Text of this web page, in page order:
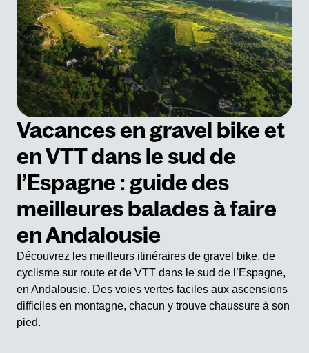
Vacances en gravel bike et
en VTT dans le sud de
l’Espagne : guide des
meilleures balades à faire
en Andalousie
Découvrez les meilleurs itinéraires de gravel bike, de
cyclisme sur route et de VTT dans le sud de l’Espagne,
en Andalousie. Des voies vertes faciles aux ascensions
difficiles en montagne, chacun y trouve chaussure à son
pied.